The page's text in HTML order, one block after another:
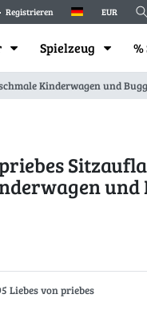
Registrieren EUR
Spielzeug %
Kinderwagen und
und
Liebes von priebes